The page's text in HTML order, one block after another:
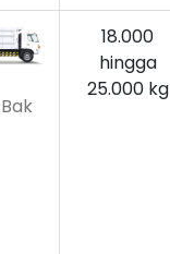
18.000
hingga
25.000 kg